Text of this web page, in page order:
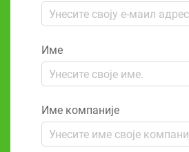
Име
Име компаније